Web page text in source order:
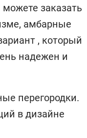
заказать
амбарные
, который
надежен и
перегородки.
в дизайне